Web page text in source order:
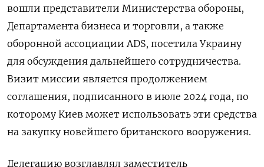
вошли представители Министерства обороны,
Департамента бизнеса и торговли, а также
оборонной ассоциации ADS, посетила Украину
для обсуждения дальнейшего сотрудничества.
Визит миссии является продолжением
соглашения, подписанного в июле 2024 года, по
которому Киев может использовать эти средства
на закупку новейшего британского вооружения.
Делегацию возглавлял заместитель